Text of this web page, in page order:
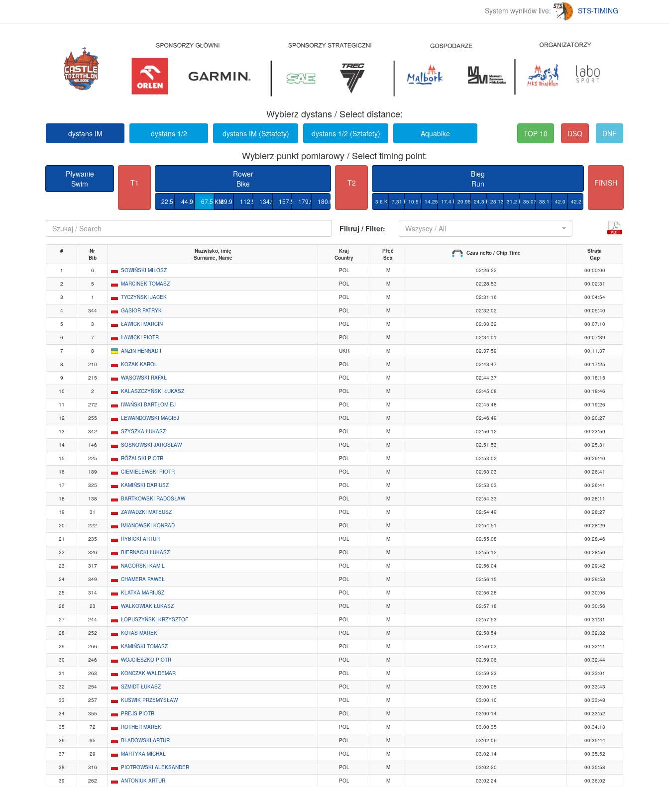
System wyników live: STS-TIMING
Wybierz dystans / Select distance:
dystans IM dystans 1/2 dystans IM (Sztafety) dystans 1/2 (Sztafety) Aquabike TOP 10 DSQ DNF
Wybierz punkt pomiarowy / Select timing point:
Pływanie
Swim
T1
Rower
Bike
22.5 KM44.9 KM67.5 KM89.9 KM112.5 KM134.9 KM157.5 KM179.9 KM180.0 KM
T2
Bieg
Run
3.6 KM7.31 KM10.5 KM14.25 KM17.4 KM20.95 KM24.3 KM28.13 KM31.2 KM35.07 KM38.1 KM42.0 KM42.2 KM
FINISH
Filtruj / Filter: Wszyscy / All
#
Nr
Bib
Nazwisko, imię
Surname, Name
Kraj
Country
Płeć
Sex
Czas netto / Chip Time
Strata
Gap
1
6 SOWIŃSKI MIŁOSZ POL M 02:26:22
00:00:00
2
5 MARCINEK TOMASZ POL M 02:28:53
00:02:31
3
1 TYCZYŃSKI JACEK POL M 02:31:16
00:04:54
4
344 GĄSIOR PATRYK POL M 02:32:02
00:05:40
5
3 ŁAWICKI MARCIN POL M 02:33:32
00:07:10
6
7 ŁAWICKI PIOTR POL M 02:34:01
00:07:39
7
8 ANZIN HENNADII UKR M 02:37:59
00:11:37
8
210 KOZAK KAROL POL M 02:43:47
00:17:25
9
215 WĄSOWSKI RAFAŁ POL M 02:44:37
00:18:15
10
2 KALASZCZYŃSKI ŁUKASZ POL M 02:45:08
00:18:46
11
272 IWAŃSKI BARTŁOMIEJ POL M 02:45:48
00:19:26
12
255 LEWANDOWSKI MACIEJ POL M 02:46:49
00:20:27
13
342 SZYSZKA ŁUKASZ POL M 02:50:12
00:23:50
14
146 SOSNOWSKI JAROSŁAW POL M 02:51:53
00:25:31
15
225 RÓŻALSKI PIOTR POL M 02:53:02
00:26:40
16
189 CIEMIELEWSKI PIOTR POL M 02:53:03
00:26:41
17
325 KAMIŃSKI DARIUSZ POL M 02:53:03
00:26:41
18
138 BARTKOWSKI RADOSŁAW POL M 02:54:33
00:28:11
19
31 ZAWADZKI MATEUSZ POL M 02:54:49
00:28:27
20
222 IMIANOWSKI KONRAD POL M 02:54:51
00:28:29
21
235 RYBICKI ARTUR POL M 02:55:08
00:28:46
22
326 BIERNACKI ŁUKASZ POL M 02:55:12
00:28:50
23
317 NAGÓRSKI KAMIL POL M 02:56:04
00:29:42
24
349 CHAMERA PAWEŁ POL M 02:56:15
00:29:53
25
314 KLATKA MARIUSZ POL M 02:56:28
00:30:06
26
23 WALKOWIAK ŁUKASZ POL M 02:57:18
00:30:56
27
244 ŁOPUSZYŃSKI KRZYSZTOF POL M 02:57:53
00:31:31
28
252 KOTAS MAREK POL M 02:58:54
00:32:32
29
266 KAMIŃSKI TOMASZ POL M 02:59:03
00:32:41
30
246 WOJCIESZKO PIOTR POL M 02:59:06
00:32:44
31
263 KONCZAK WALDEMAR POL M 02:59:23
00:33:01
32
254 SZMIDT ŁUKASZ POL M 03:00:05
00:33:43
33
257 KUŚWIK PRZEMYSŁAW POL M 03:00:10
00:33:48
34
355 PREJS PIOTR POL M 03:00:14
00:33:52
35
72 ROTHER MAREK POL M 03:00:35
00:34:13
36
95 BLADOWSKI ARTUR POL M 03:02:06
00:35:44
37
29 MARTYKA MICHAŁ POL M 03:02:14
00:35:52
38
316 PIOTROWSKI ALEKSANDER POL M 03:02:20
00:35:58
39
262 ANTONIUK ARTUR POL M 03:02:24
00:36:02